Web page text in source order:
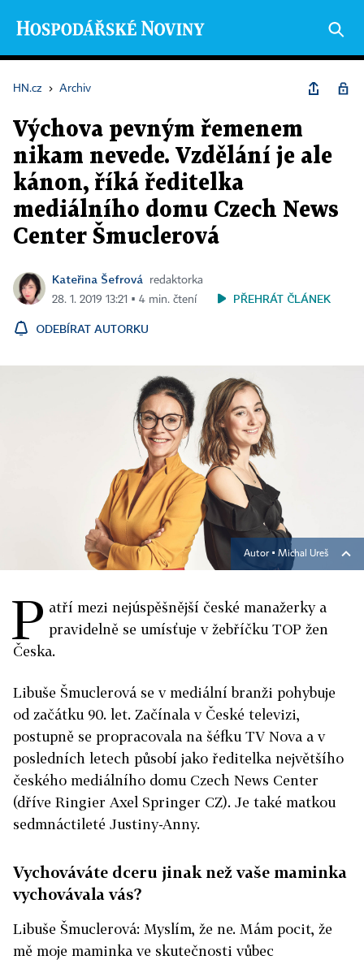
HN.cz › Archiv
Výchova pevným řemenem
nikam nevede. Vzdělání je ale
kánon, říká ředitelka
mediálního domu Czech News
Center Šmuclerová
Kateřina Šefrová
redaktorka
28. 1. 2019 13:21 ▪ 4 min. čtení
PŘEHRÁT ČLÁNEK
ODEBÍRAT AUTORKU
Autor ▪ Michal Ureš
P atří mezi nejúspěšnější české manažerky a
pravidelně se umísťuje v žebříčku TOP žen
Česka.
Libuše Šmuclerová se v mediální branži pohybuje
od začátku 90. let. Začínala v České televizi,
postupně se propracovala na šéfku TV Nova a v
posledních letech působí jako ředitelka největšího
českého mediálního domu Czech News Center
(dříve Ringier Axel Springer CZ). Je také matkou
sedmnáctileté Justiny-Anny.
Vychováváte dceru jinak než vaše maminka
vychovávala vás?
Libuše Šmuclerová: Myslím, že ne. Mám pocit, že
mě moje maminka ve skutečnosti vůbec